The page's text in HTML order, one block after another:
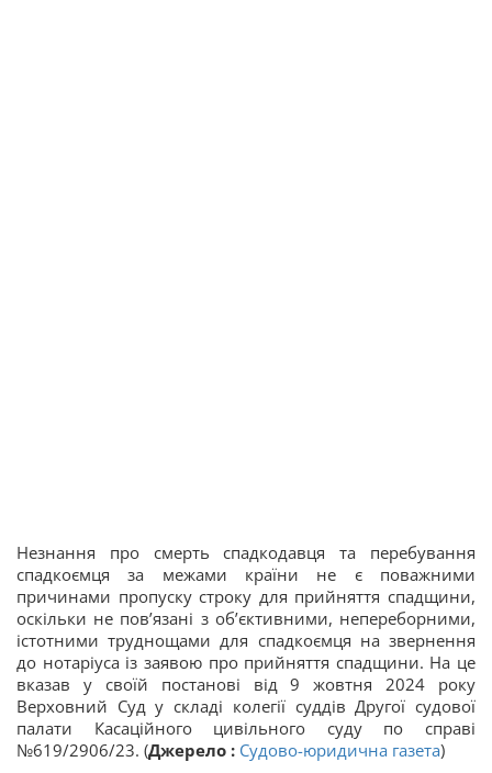
Незнання про смерть спадкодавця та перебування
спадкоємця за межами країни не є поважними
причинами пропуску строку для прийняття спадщини,
оскільки не пов’язані з об’єктивними, непереборними,
істотними труднощами для спадкоємця на звернення
до нотаріуса із заявою про прийняття спадщини. На це
вказав у своїй постанові від 9 жовтня 2024 року
Верховний Суд у складі колегії суддів Другої судової
палати Касаційного цивільного суду по справі
№619/2906/23. (Джерело : Судово-юридична газета)